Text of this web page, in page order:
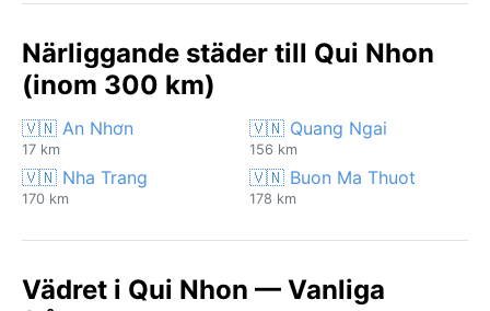
Närliggande städer till Qui Nhon
(inom 300 km)
🇻🇳 An Nhơn
17 km
🇻🇳 Quang Ngai
156 km
🇻🇳 Nha Trang
170 km
🇻🇳 Buon Ma Thuot
178 km
Vädret i Qui Nhon — Vanliga